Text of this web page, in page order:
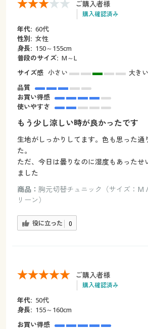
ご購入者様
購入確認済み
年代: 60代
性別: 女性
身長: 150～155cm
普段のサイズ: M～L
サイズ感 小さい
大きい
品質
お買い得感
使いやすさ
もう少し涼しい時が良かったです
生地がしっかりしてます。色も思った通
た。
ただ、今日は曇りなのに湿度もあったせ
ました
商品： 胸元切替チュニック（サイズ：M
リーン）
役に立った 0
ご購入者様
購入確認済み
年代: 50代
身長: 155～160cm
お買い得感